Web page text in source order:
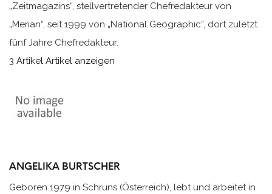
„Zeitmagazins“, stellvertretender Chefredakteur von
„Merian“, seit 1999 von „National Geographic“, dort zuletzt
fünf Jahre Chefredakteur.
3 Artikel Artikel anzeigen
ANGELIKA BURTSCHER
Geboren 1979 in Schruns (Österreich), lebt und arbeitet in